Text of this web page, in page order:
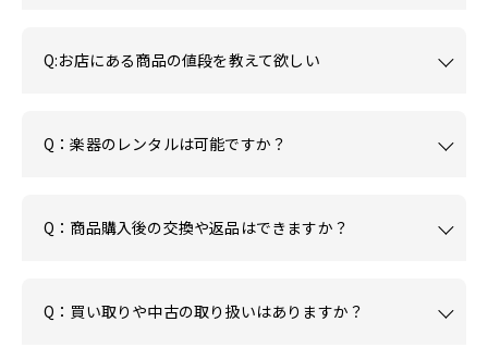
Q:お店にある商品の値段を教えて欲しい
Q：楽器のレンタルは可能ですか？
Q：商品購入後の交換や返品はできますか？
Q：買い取りや中古の取り扱いはありますか？